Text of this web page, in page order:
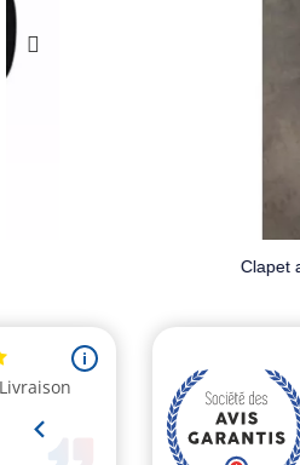
Clapet anti retour